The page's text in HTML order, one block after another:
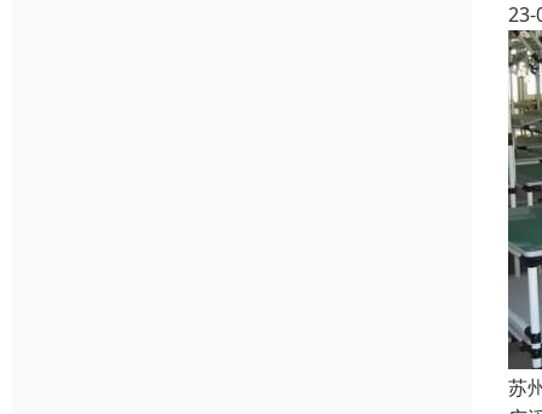
23-
苏